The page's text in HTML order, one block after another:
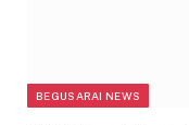
BEGUSARAI NEWS